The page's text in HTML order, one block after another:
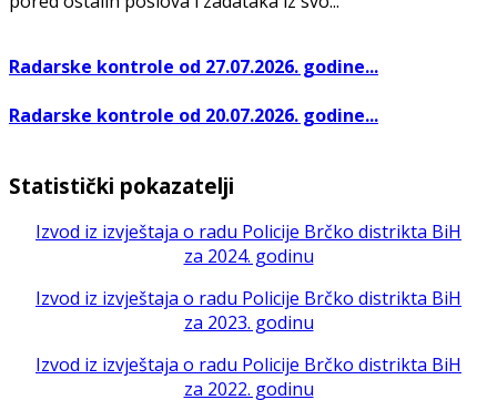
Radarske kontrole od 27.07.2026. godine...
Radarske kontrole od 20.07.2026. godine...
Statistički pokazatelji
Izvod iz izvještaja o radu Policije Brčko distrikta BiH
za 2024. godinu
Izvod iz izvještaja o radu Policije Brčko distrikta BiH
za 2023. godinu
Izvod iz izvještaja o radu Policije Brčko distrikta BiH
za 2022. godinu